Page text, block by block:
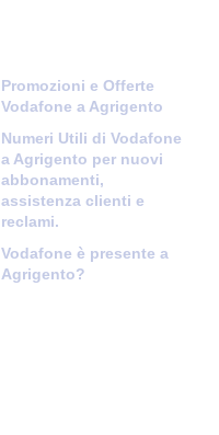
Promozioni e Offerte
Vodafone a Agrigento
Numeri Utili di Vodafone
a Agrigento per nuovi
abbonamenti,
assistenza clienti e
reclami.
Vodafone è presente a
Agrigento?